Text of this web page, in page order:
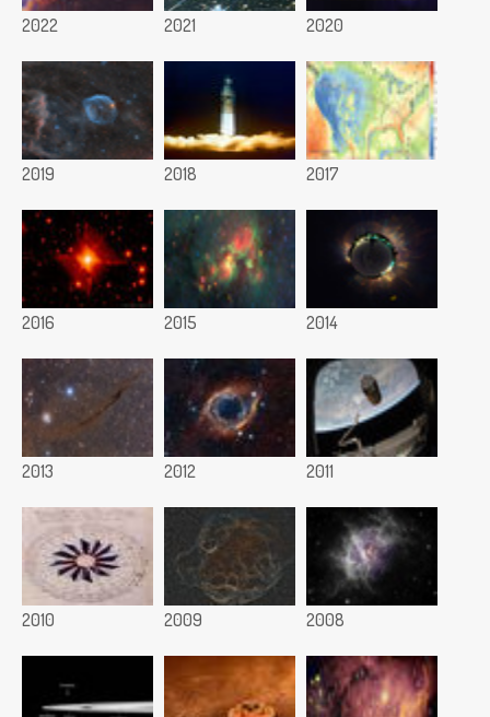
2022 2021 2020
2019 2018 2017
2016 2015 2014
2013 2012 2011
2010 2009 2008